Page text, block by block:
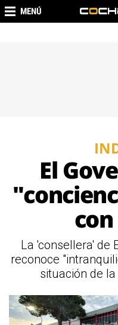
MENÚ
El
La 'consellera' de
reconoce
situación de